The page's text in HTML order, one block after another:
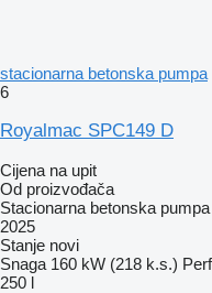
stacionarna betonska pumpa
6
Royalmac SPC149 D
Cijena na upit
Od proizvođača
Stacionarna betonska pumpa
2025
Stanje novi
Snaga 160 kW (218 k.s.)
250 l